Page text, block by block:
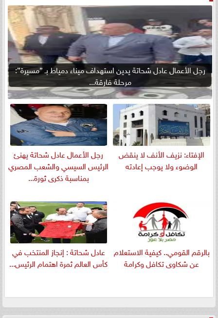
رجل الأعمال عادل شحاتة يدين استهداف ميناء دمياط بـ ”مسيرة”:
مرحلة فارقة...
الإفتاء: نزيف الأنف لا ينقض
الوضوء ولا يوجب إعادته
رجل الأعمال عادل شحاتة يهنئ
الرئيس السيسي والشعب المصري
بمناسبة ذكرى ثورة...
بالرقم القومي.. كيفية الاستعلام
عن شكاوى تكافل وكرامة
عادل شحاتة : إنجاز المنتخب في
كأس العالم ثمرة اهتمام الرئيس...